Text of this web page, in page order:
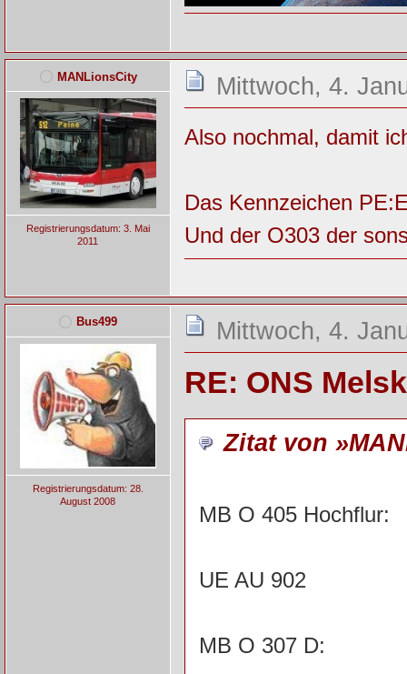
MANLionsCity
Registrierungsdatum: 3. Mai
2011
Mittwoch, 4.
Also nochmal, damit
Das Kennzeichen
Und der O303 der
Bus499
Registrierungsdatum: 28.
August 2008
Mittwoch, 4.
RE: ONS
Zitat von
MB O 405 Hochflur:
UE AU 902
MB O 307 D: